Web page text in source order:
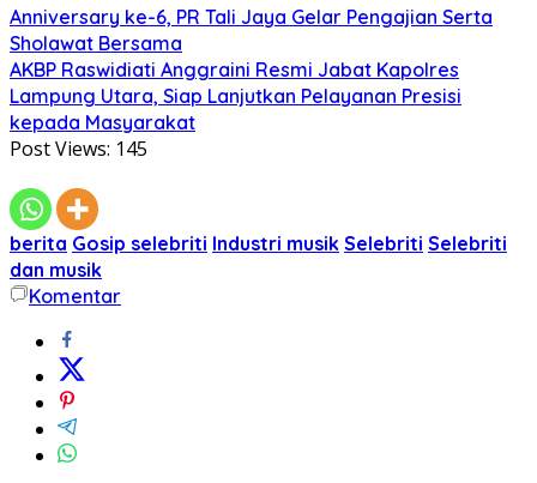
Anniversary ke-6, PR Tali Jaya Gelar Pengajian Serta
Sholawat Bersama
AKBP Raswidiati Anggraini Resmi Jabat Kapolres
Lampung Utara, Siap Lanjutkan Pelayanan Presisi
kepada Masyarakat
Post Views: 145
berita Gosip selebriti Industri musik Selebriti Selebriti
dan musik
Komentar